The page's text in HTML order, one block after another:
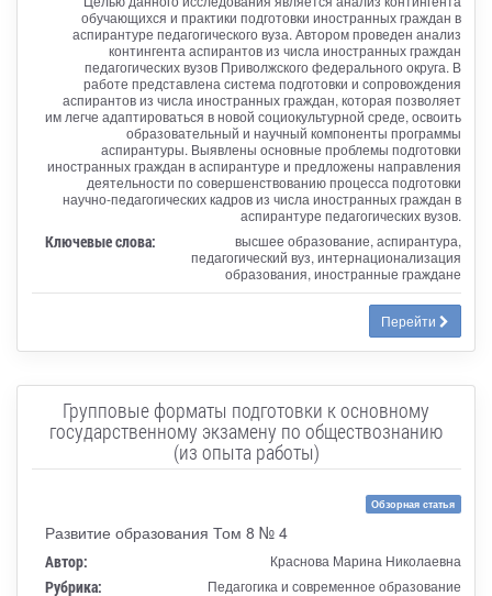
обучающихся и практики подготовки иностранных граждан в
аспирантуре педагогического вуза. Автором проведен анализ
контингента аспирантов из числа иностранных граждан
педагогических вузов Приволжского федерального округа. В
работе представлена система подготовки и сопровождения
аспирантов из числа иностранных граждан, которая позволяет
им легче адаптироваться в новой социокультурной среде, освоить
образовательный и научный компоненты программы
аспирантуры. Выявлены основные проблемы подготовки
иностранных граждан в аспирантуре и предложены направления
деятельности по совершенствованию процесса подготовки
научно-педагогических кадров из числа иностранных граждан в
аспирантуре педагогических вузов.
Ключевые слова:
высшее образование, аспирантура,
педагогический вуз, интернационализация
образования, иностранные граждане
Перейти
Групповые форматы подготовки к основному
государственному экзамену по обществознанию
(из опыта работы)
Обзорная статья
Развитие образования Том 8 № 4
Автор: Краснова Марина Николаевна
Рубрика: Педагогика и современное образование